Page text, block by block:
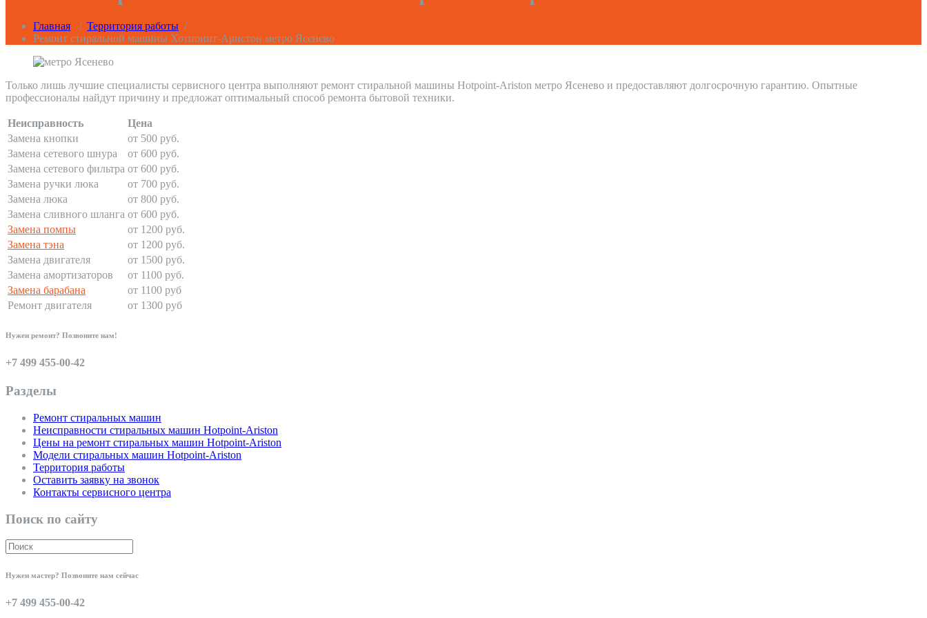
Главная / Территория работы /
Ремонт стиральной машины Хотпоинт-Аристон метро Ясенево
Только лишь лучшие специалисты сервисного центра выполняют ремонт стиральной машины Hotpoint-Ariston метро Ясенево и предоставляют долгосрочную гарантию. Опытные
профессионалы найдут причину и предложат оптимальный способ ремонта бытовой техники.
Неисправность
Цена
Замена кнопки
от 500 руб.
Замена сетевого шнура
от 600 руб.
Замена сетевого фильтра от 600 руб.
Замена ручки люка
от 700 руб.
Замена люка
от 800 руб.
Замена сливного шланга от 600 руб.
Замена помпы
от 1200 руб.
Замена тэна
от 1200 руб.
Замена двигателя
от 1500 руб.
Замена амортизаторов
от 1100 руб.
Замена барабана
от 1100 руб
Ремонт двигателя
от 1300 руб
Нужен ремонт? Позвоните нам!
+7 499 455-00-42
Разделы
Ремонт стиральных машин
Неисправности стиральных машин Hotpoint-Ariston
Цены на ремонт стиральных машин Hotpoint-Ariston
Модели стиральных машин Hotpoint-Ariston
Территория работы
Оставить заявку на звонок
Контакты сервисного центра
Поиск по сайту
Нужен мастер? Позвоните нам сейчас
+7 499 455-00-42